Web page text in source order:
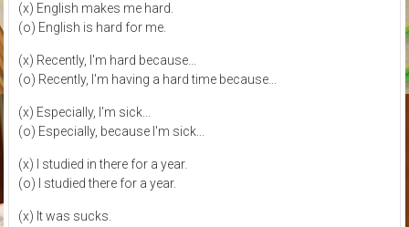
(x) English makes me hard.
(o) English is hard for me.
(x) Recently, I'm hard because...
(o) Recently, I'm having a hard time because...
(x) Especially, I'm sick...
(o) Especially, because I'm sick...
(x) I studied in there for a year.
(o) I studied there for a year.
(x) It was sucks.